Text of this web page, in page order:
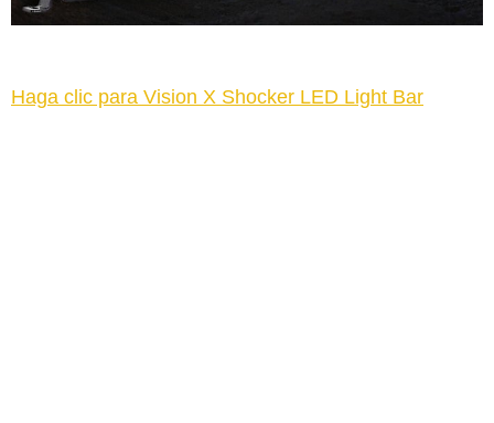
Haga clic para Vision X Shocker LED Light Bar